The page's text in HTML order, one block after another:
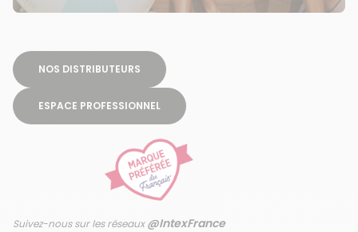
NOS DISTRIBUTEURS
ESPACE PROFESSIONNEL
Suivez-nous sur les réseaux@IntexFrance